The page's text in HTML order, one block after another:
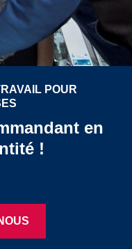
POUR
en
!